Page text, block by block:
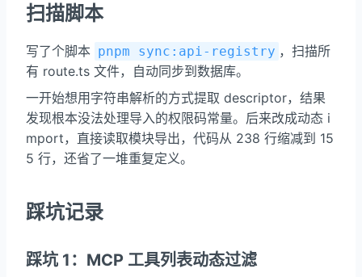
扫描脚本
写了个脚本 pnpm sync:api-registry ，扫描所
有 route.ts 文件，自动同步到数据库。
一开始想用字符串解析的方式提取 descriptor，结果
发现根本没法处理导入的权限码常量。后来改成动态 i
mport，直接读取模块导出，代码从 238 行缩减到 15
5 行，还省了一堆重复定义。
踩坑记录
踩坑 1：MCP 工具列表动态过滤